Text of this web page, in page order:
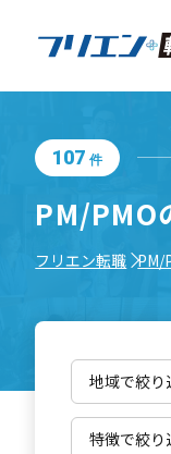
107 件
PM/PMO
フリエン転職 PM/